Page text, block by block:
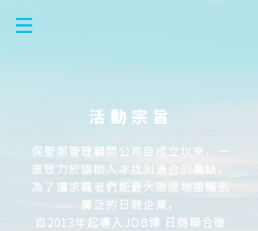
活 動 宗 旨
保聖那管理顧問公司自成立以來，一
直致力於協助人才找到適合的職缺。
為了讓求職者們能最大限度地接觸到
廣泛的日商企業，
自2013年起導入JOB博 日商聯合徵